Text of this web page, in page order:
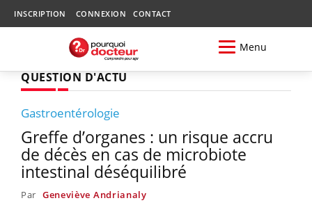
INSCRIPTION CONNEXION CONTACT
Menu
QUESTION D'ACTU
Gastroentérologie
Greffe d’organes : un risque accru
de décès en cas de microbiote
intestinal déséquilibré
Par Geneviève Andrianaly